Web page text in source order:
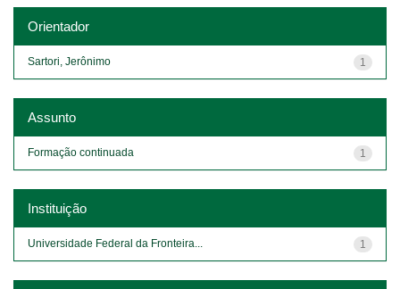
Orientador
1
Sartori, Jerônimo
Assunto
1
Formação continuada
Instituição
1
Universidade Federal da Fronteira...